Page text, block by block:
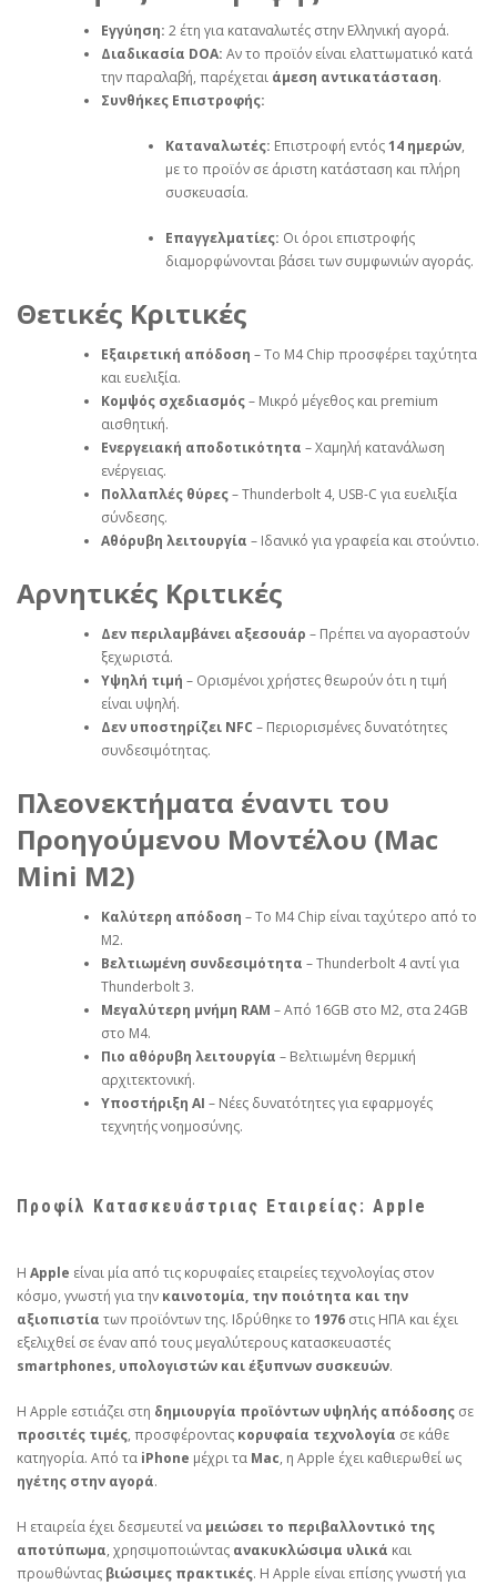
Εγγύηση: 2 έτη για καταναλωτές στην Ελληνική αγορά.
Διαδικασία DOA: Αν το προϊόν είναι ελαττωματικό κατά
την παραλαβή, παρέχεται άμεση αντικατάσταση.
Συνθήκες Επιστροφής:
Καταναλωτές: Επιστροφή εντός14 ημερών,
με το προϊόν σε άριστη κατάσταση και πλήρη
συσκευασία.
Επαγγελματίες: Οι όροι επιστροφής
διαμορφώνονται βάσει των συμφωνιών αγοράς.
Θετικές Κριτικές
Εξαιρετική απόδοση – Το M4 Chip προσφέρει ταχύτητα
και ευελιξία.
Κομψός σχεδιασμός– Μικρό μέγεθος και premium
αισθητική.
Ενεργειακή αποδοτικότητα – Χαμηλή κατανάλωση
ενέργειας.
Πολλαπλές θύρες– Thunderbolt 4, USB-C για ευελιξία
σύνδεσης.
Αθόρυβη λειτουργία – Ιδανικό για γραφεία και στούντιο.
Αρνητικές Κριτικές
Δεν περιλαμβάνει αξεσουάρ – Πρέπει να αγοραστούν
ξεχωριστά.
Υψηλή τιμή – Ορισμένοι χρήστες θεωρούν ότι η τιμή
είναι υψηλή.
Δεν υποστηρίζει NFC – Περιορισμένες δυνατότητες
συνδεσιμότητας.
Πλεονεκτήματα έναντι του
Προηγούμενου Μοντέλου (Mac
Mini M2)
Καλύτερη απόδοση – Το M4 Chip είναι ταχύτερο από το
M2.
Βελτιωμένη συνδεσιμότητα – Thunderbolt 4 αντί για
Thunderbolt 3.
Μεγαλύτερη μνήμη RAM – Από 16GB στο M2, στα 24GB
στο M4.
Πιο αθόρυβη λειτουργία – Βελτιωμένη θερμική
αρχιτεκτονική.
Υποστήριξη AI – Νέες δυνατότητες για εφαρμογές
τεχνητής νοημοσύνης.
Προφίλ Κατασκευάστριας Εταιρείας: Apple
Η Apple είναι μία από τις κορυφαίες εταιρείες τεχνολογίας στον
κόσμο, γνωστή για την καινοτομία, την ποιότητα και την
αξιοπιστία των προϊόντων της. Ιδρύθηκε το 1976 στις ΗΠΑ και έχει
εξελιχθεί σε έναν από τους μεγαλύτερους κατασκευαστές
smartphones, υπολογιστών και έξυπνων συσκευών.
Η Apple εστιάζει στη δημιουργία προϊόντων υψηλής απόδοσης σε
προσιτές τιμές, προσφέροντας κορυφαία τεχνολογία σε κάθε
κατηγορία. Από τα iPhone μέχρι τα Mac, η Apple έχει καθιερωθεί ως
ηγέτης στην αγορά.
Η εταιρεία έχει δεσμευτεί να μειώσει το περιβαλλοντικό της
αποτύπωμα, χρησιμοποιώντας ανακυκλώσιμα υλικά και
προωθώντας βιώσιμες πρακτικές. Η Apple είναι επίσης γνωστή για